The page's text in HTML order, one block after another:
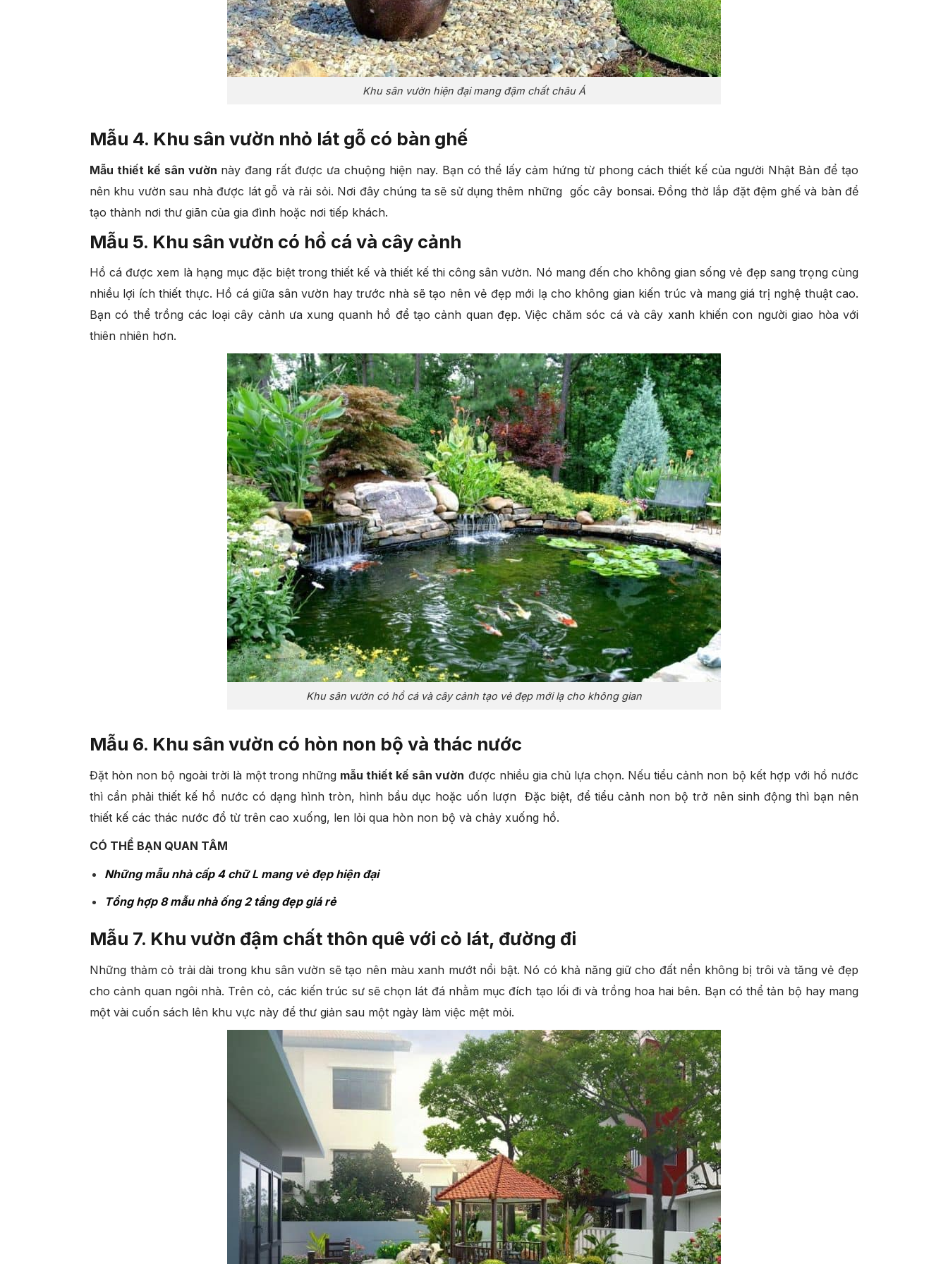
Khu sân vườn hiện đại mang đậm chất châu Á
Mẫu 4. Khu sân vườn nhỏ lát gỗ có bàn ghế
Mẫu thiết kế sân vườn này đang rất được ưa chuộng hiện nay. Bạn có thể lấy cảm hứng từ phong cách thiết kế của người Nhật Bản để tạo
nên khu vườn sau nhà được lát gỗ và rải sỏi. Nơi đây chúng ta sẽ sử dụng thêm những gốc cây bonsai. Đồng thờ lắp đặt đệm ghế và bàn để
tạo thành nơi thư giãn của gia đình hoặc nơi tiếp khách.
Mẫu 5. Khu sân vườn có hồ cá và cây cảnh
Hồ cá được xem là hạng mục đặc biệt trong thiết kế và thiết kế thi công sân vườn. Nó mang đến cho không gian sống vẻ đẹp sang trọng cùng
nhiều lợi ích thiết thực. Hồ cá giữa sân vườn hay trước nhà sẽ tạo nên vẻ đẹp mới lạ cho không gian kiến trúc và mang giá trị nghệ thuật cao.
Bạn có thể trồng các loại cây cảnh ưa xung quanh hồ để tạo cảnh quan đẹp. Việc chăm sóc cá và cây xanh khiến con người giao hòa với
thiên nhiên hơn.
Khu sân vườn có hồ cá và cây cảnh tạo vẻ đẹp mới lạ cho không gian
Mẫu 6. Khu sân vườn có hòn non bộ và thác nước
Đặt hòn non bộ ngoài trời là một trong những mẫu thiết kế sân vườn được nhiều gia chủ lựa chọn. Nếu tiểu cảnh non bộ kết hợp với hồ nước
thì cần phải thiết kế hồ nước có dạng hình tròn, hình bầu dục hoặc uốn lượn Đặc biệt, để tiểu cảnh non bộ trở nên sinh động thì bạn nên
thiết kế các thác nước đổ từ trên cao xuống, len lỏi qua hòn non bộ và chảy xuống hồ.
CÓ THỂ BẠN QUAN TÂM
Những mẫu nhà cấp 4 chữ L mang vẻ đẹp hiện đại
Tổng hợp 8 mẫu nhà ống 2 tầng đẹp giá rẻ
Mẫu 7. Khu vườn đậm chất thôn quê với cỏ lát, đường đi
Những thảm cỏ trải dài trong khu sân vườn sẽ tạo nên màu xanh mướt nổi bật. Nó có khả năng giữ cho đất nền không bị trôi và tăng vẻ đẹp
cho cảnh quan ngôi nhà. Trên cỏ, các kiến trúc sư sẽ chọn lát đá nhằm mục đích tạo lối đi và trồng hoa hai bên. Bạn có thể tản bộ hay mang
một vài cuốn sách lên khu vực này để thư giản sau một ngày làm việc mệt mỏi.